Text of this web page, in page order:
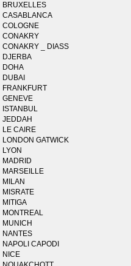
BRUXELLES
CASABLANCA
COLOGNE
CONAKRY
CONAKRY _ DIASS
DJERBA
DOHA
DUBAI
FRANKFURT
GENEVE
ISTANBUL
JEDDAH
LE CAIRE
LONDON GATWICK
LYON
MADRID
MARSEILLE
MILAN
MISRATE
MITIGA
MONTREAL
MUNICH
NANTES
NAPOLI CAPODI
NICE